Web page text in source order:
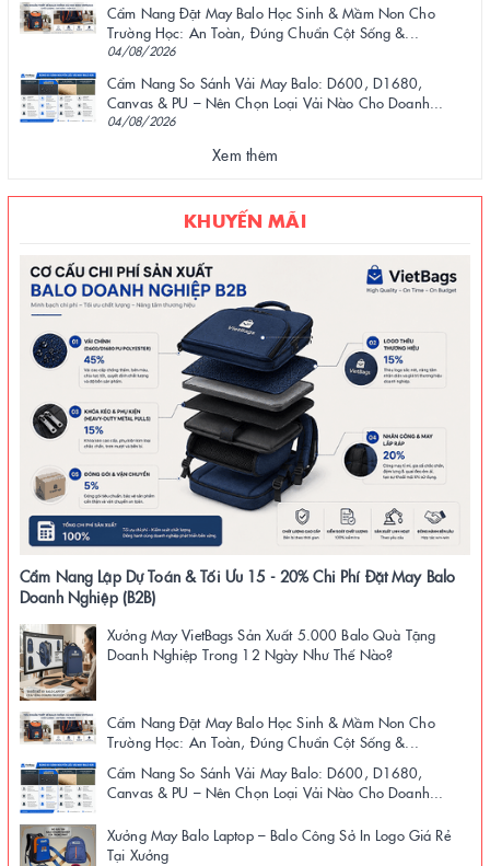
Cẩm Nang Đặt May Balo Học Sinh & Mầm Non Cho
Trường Học: An Toàn, Đúng Chuẩn Cột Sống &...
04/08/2026
Cẩm Nang So Sánh Vải May Balo: D600, D1680,
Canvas & PU – Nên Chọn Loại Vải Nào Cho Doanh...
04/08/2026
Xem thêm
KHUYẾN MÃI
Cẩm Nang Lập Dự Toán & Tối Ưu 15 - 20% Chi Phí Đặt May Balo
Doanh Nghiệp (B2B)
Xưởng May VietBags Sản Xuất 5.000 Balo Quà Tặng
Doanh Nghiệp Trong 12 Ngày Như Thế Nào?
Cẩm Nang Đặt May Balo Học Sinh & Mầm Non Cho
Trường Học: An Toàn, Đúng Chuẩn Cột Sống &...
Cẩm Nang So Sánh Vải May Balo: D600, D1680,
Canvas & PU – Nên Chọn Loại Vải Nào Cho Doanh...
Xưởng May Balo Laptop – Balo Công Sở In Logo Giá Rẻ
Tại Xưởng